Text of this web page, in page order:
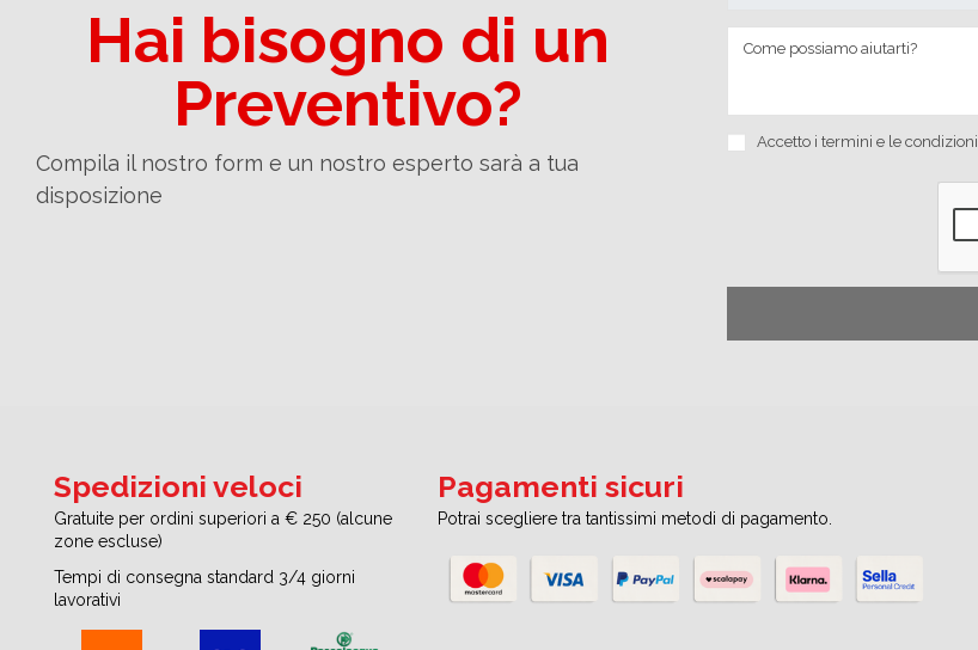
Hai bisogno di un
Preventivo?
Compila il nostro form e un nostro esperto sarà a tua
disposizione
Accetto itermini e le condizioni
Spedizioni veloci
Gratuite per ordini superiori a € 250 (alcune
zone escluse)
Tempi di consegna standard 3/4 giorni
lavorativi
Pagamenti sicuri
Potrai scegliere tra tantissimi metodi di pagamento.